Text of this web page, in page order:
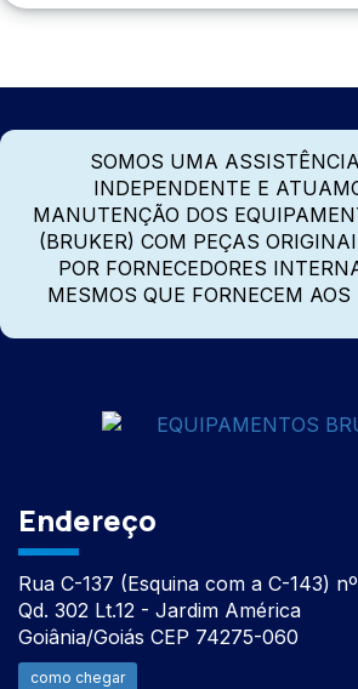
SOMOS UMA
INDEPENDENTE E
MANUTENÇÃO DOS
(BRUKER) COM PEÇAS
POR FORNECEDORES
MESMOS QUE FORNECEM
Endereço
Rua C-137 (Esquina com a C-143) nº
Qd. 302 Lt.12 - Jardim América
Goiânia/Goiás CEP 74275-060
como chegar